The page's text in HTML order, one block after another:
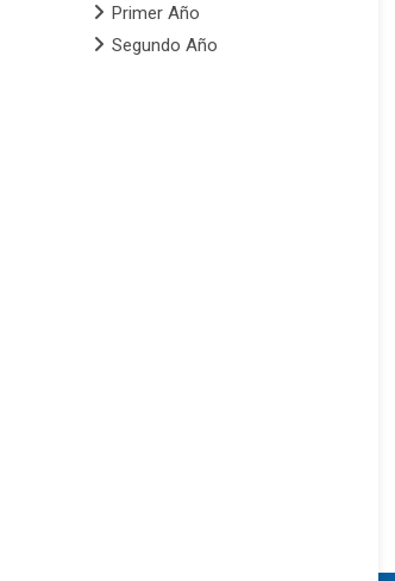
Primer Año
Segundo Año